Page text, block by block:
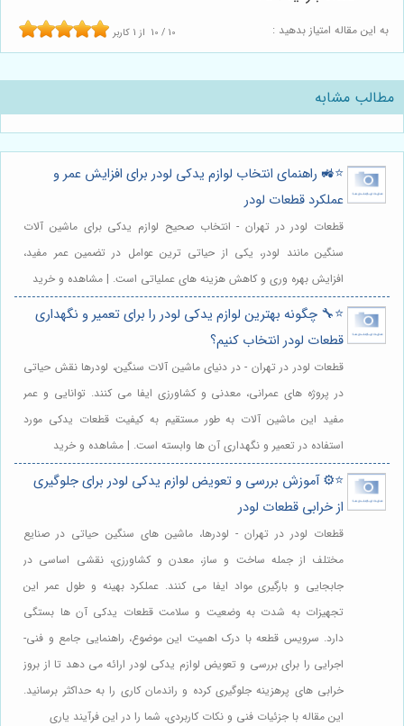
به این مقاله امتیاز بدهید : 10 / 10 از 1 کاربر
مطالب مشابه
⭐️🚜 راهنمای انتخاب لوازم یدکی لودر برای افزایش عمر و
عملکرد قطعات لودر
قطعات لودر در تهران - انتخاب صحیح لوازم یدکی برای ماشین آلات
سنگین مانند لودر، یکی از حیاتی ترین عوامل در تضمین عمر مفید،
افزایش بهره وری و کاهش هزینه های عملیاتی است. | مشاهده و خرید
⭐️🔧 چگونه بهترین لوازم یدکی لودر را برای تعمیر و نگهداری
قطعات لودر انتخاب کنیم؟
قطعات لودر در تهران - در دنیای ماشین آلات سنگین، لودرها نقش حیاتی
در پروژه های عمرانی، معدنی و کشاورزی ایفا می کنند. توانایی و عمر
مفید این ماشین آلات به طور مستقیم به کیفیت قطعات یدکی مورد
استفاده در تعمیر و نگهداری آن ها وابسته است. | مشاهده و خرید
⭐️⚙️ آموزش بررسی و تعویض لوازم یدکی لودر برای جلوگیری
از خرابی قطعات لودر
قطعات لودر در تهران - لودرها، ماشین های سنگین حیاتی در صنایع
مختلف از جمله ساخت و ساز، معدن و کشاورزی، نقشی اساسی در
جابجایی و بارگیری مواد ایفا می کنند. عملکرد بهینه و طول عمر این
تجهیزات به شدت به وضعیت و سلامت قطعات یدکی آن ها بستگی
دارد. سرویس قطعه با درک اهمیت این موضوع، راهنمایی جامع و فنی-
اجرایی را برای بررسی و تعویض لوازم یدکی لودر ارائه می دهد تا از بروز
خرابی های پرهزینه جلوگیری کرده و راندمان کاری را به حداکثر برسانید.
این مقاله با جزئیات فنی و نکات کاربردی، شما را در این فرآیند یاری